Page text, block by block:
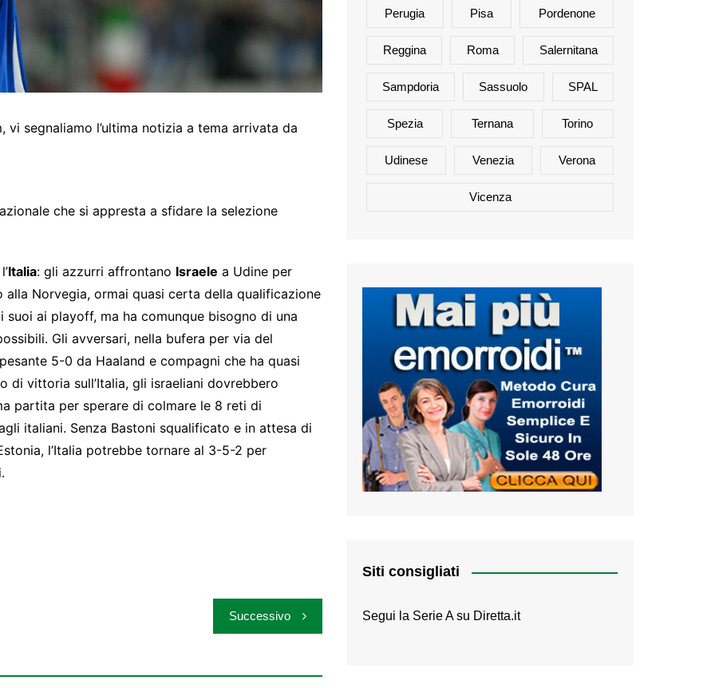
segnaliamo l’ultima notizia a tema arrivata da
che si appresta a sfidare la selezione
Italia: gli azzurri affrontano Israele a Udine per
Norvegia, ormai quasi certa della qualificazione
ai playoff, ma ha comunque bisogno di una
Gli avversari, nella bufera per via del
5-0 da Haaland e compagni che ha quasi
di vittoria sull’Italia, gli israeliani dovrebbero
partita per sperare di colmare le 8 reti di
italiani. Senza Bastoni squalificato e in attesa di
l’Italia potrebbe tornare al 3-5-2 per
Successivo
Perugia Pisa Pordenone
Reggina Roma Salernitana
Sampdoria Sassuolo SPAL
Spezia Ternana Torino
Udinese Venezia Verona
Vicenza
Siti consigliati
Segui la Serie A su Diretta.it